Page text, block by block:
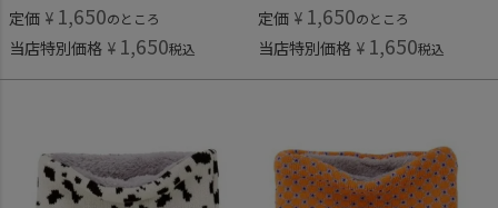
定価 ¥ 1,650のところ
当店特別価格 ¥ 1,650税込
定価 ¥ 1,650のところ
当店特別価格 ¥ 1,650税込